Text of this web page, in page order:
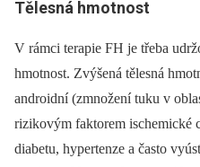
Tělesná hmotnost
V rámci terapie FH je třeba
hmotnost. Zvýšená tělesná
androidní (zmnožení tuku v
rizikovým faktorem ischemické
diabetu, hypertenze a často